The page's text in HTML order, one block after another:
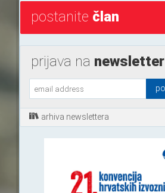
postanite član
prijava na newsletter
arhiva newslettera